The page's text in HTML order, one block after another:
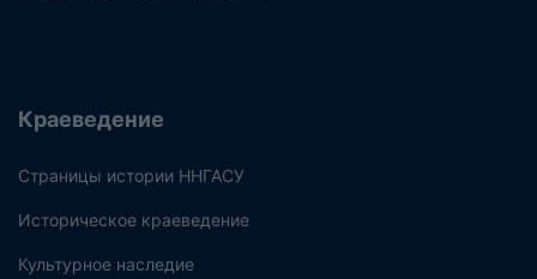
Краеведение
Страницы истории ННГАСУ
Историческое краеведение
Культурное наследие